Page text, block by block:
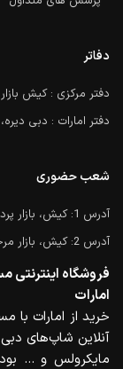
دفاتر
دفتر مرکزی : کیش
دفتر امارات : دبی
شعب حضوری
آدرس 1: کیش، بازار پردیس، اسکارهوم
آدرس 2: کیش، بازار مرجان، اسکارهوم
فروشگاه اینترنتی
امارات
خرید از امارات با
آنلاین شاپ‌های
مایکرولس و …